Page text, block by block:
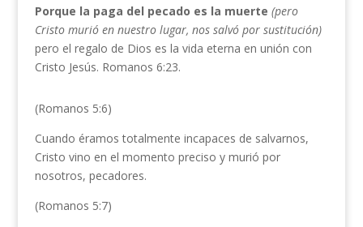
Porque la paga del pecado es la muerte (pero
Cristo murió en nuestro lugar, nos salvó por sustitución)
pero el regalo de Dios es la vida eterna en unión con
Cristo Jesús. Romanos 6:23.
(Romanos 5:6)
Cuando éramos totalmente incapaces de salvarnos,
Cristo vino en el momento preciso y murió por
nosotros, pecadores.
(Romanos 5:7)